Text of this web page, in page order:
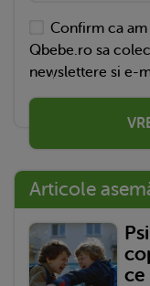
Confirm ca am
Qbebe.ro sa
newslettere si e-
Articole
ce